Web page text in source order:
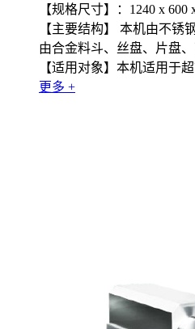
【规格尺寸】：1240 x 600
【主要结构】 本机由不锈
由合金料斗、丝盘、片盘
【适用对象】本机适用于
更多 +